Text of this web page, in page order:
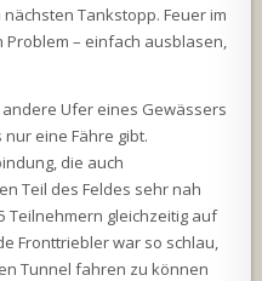
Tankstopp. Feuer im
– einfach ausblasen,
Ufer eines Gewässers
eine Fähre gibt.
die auch
Teil des Feldes sehr nah
Teilnehmern gleichzeitig auf
Fronttriebler war so schlau,
Tunnel fahren zu können